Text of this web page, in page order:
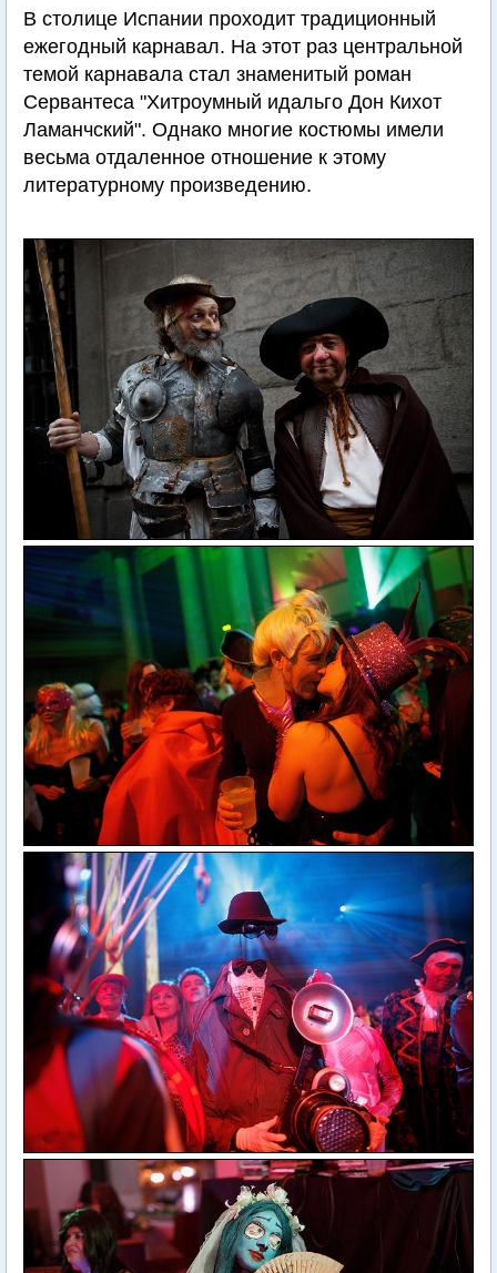
В столице Испании проходит традиционный
ежегодный карнавал. На этот раз центральной
темой карнавала стал знаменитый роман
Сервантеса "Хитроумный идальго Дон Кихот
Ламанчский". Однако многие костюмы имели
весьма отдаленное отношение к этому
литературному произведению.